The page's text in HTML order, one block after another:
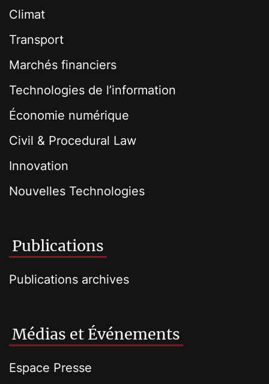
Climat
Transport
Marchés financiers
Technologies de l’information
Économie numérique
Civil & Procedural Law
Innovation
Nouvelles Technologies
Publications
Publications archives
Médias et Événements
Espace Presse